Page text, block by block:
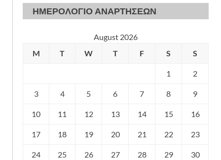
ΗΜΕΡΟΛΟΓΙΟ ΑΝΑΡΤΗΣΕΩΝ
August 2026
M
T W T F S S
1 2
3 4 5 6 7 8 9
10 11 12 13 14 15 16
17 18 19 20 21 22 23
24 25 26 27 28 29 30